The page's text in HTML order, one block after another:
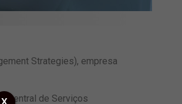
Strategies), empresa
Central de Serviços
X